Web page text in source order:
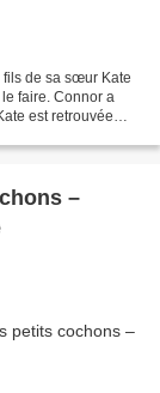
de sa sœur Kate
faire. Connor a
est retrouvée
–